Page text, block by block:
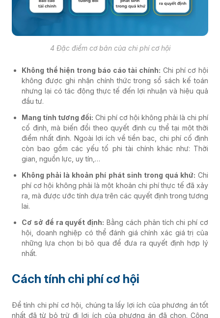
4 Đặc điểm cơ bản của chi phí cơ hội
Không thể hiện trong báo cáo tài chính: Chi phí cơ hội
không được ghi nhận chính thức trong sổ sách kế toán
nhưng lại có tác động thực tế đến lợi nhuận và hiệu quả
đầu tư.
Mang tính tương đối: Chi phí cơ hội không phải là chi phí
cố định, mà biến đổi theo quyết định cụ thể tại một thời
điểm nhất định. Ngoài lợi ích về tiền bạc, chi phí cố định
còn bao gồm các yếu tố phi tài chính khác như: Thời
gian, nguồn lực, uy tín,…
Không phải là khoản phí phát sinh trong quá khứ: Chi
phí cơ hội không phải là một khoản chi phí thực tế đã xảy
ra, mà được ước tính dựa trên các quyết định trong tương
lai.
Cơ sở để ra quyết định: Bằng cách phân tích chi phí cơ
hội, doanh nghiệp có thể đánh giá chính xác giá trị của
những lựa chọn bị bỏ qua để đưa ra quyết định hợp lý
nhất.
Cách tính chi phí cơ hội
Để tính chi phí cơ hội, chúng ta lấy lợi ích của phương án tốt
nhất đã từ bỏ trừ đi lợi ích của phương án đã chọn. Công